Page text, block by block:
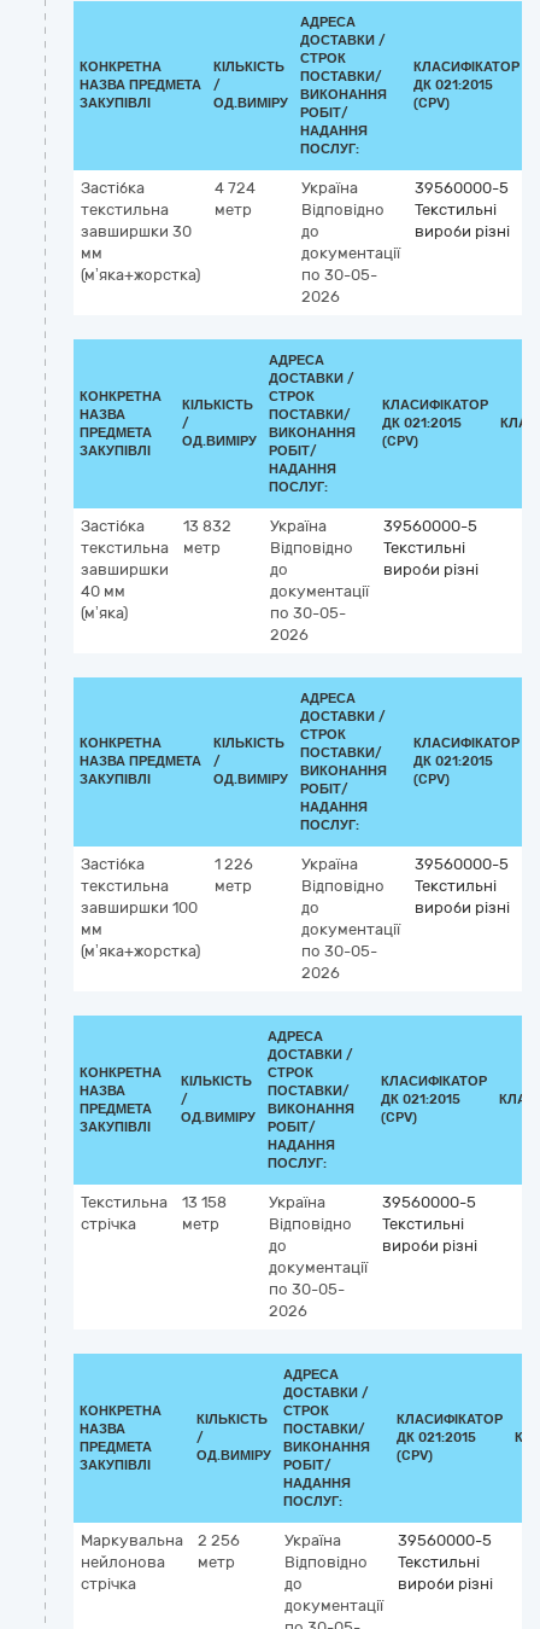
КОНКРЕТНА
НАЗВА ПРЕДМЕТА
ЗАКУПІВЛІ
КІЛЬКІСТЬ
/
ОД.ВИМІРУ
АДРЕСА
ДОСТАВКИ /
СТРОК
ПОСТАВКИ/
ВИКОНАННЯ
РОБІТ/
НАДАННЯ
ПОСЛУГ:
КЛАСИФІКАТОР
ДК 021:2015
(CPV)
Застібка
текстильна
завширшки 30
мм
(мʼяка+жорстка)
4 724
метр
Україна
Відповідно
до
документації
по 30-05-
2026
39560000-5
Текстильні
вироби різні
КОНКРЕТНА
НАЗВА
ПРЕДМЕТА
ЗАКУПІВЛІ
КІЛЬКІСТЬ
/
ОД.ВИМІРУ
АДРЕСА
ДОСТАВКИ /
СТРОК
ПОСТАВКИ/
ВИКОНАННЯ
РОБІТ/
НАДАННЯ
ПОСЛУГ:
КЛАСИФІКАТОР
ДК 021:2015
(CPV)
Застібка
текстильна
завширшки
40 мм
(мʼяка)
13 832
метр
Україна
Відповідно
до
документації
по 30-05-
2026
39560000-5
Текстильні
вироби різні
КОНКРЕТНА
НАЗВА ПРЕДМЕТА
ЗАКУПІВЛІ
КІЛЬКІСТЬ
/
ОД.ВИМІРУ
АДРЕСА
ДОСТАВКИ /
СТРОК
ПОСТАВКИ/
ВИКОНАННЯ
РОБІТ/
НАДАННЯ
ПОСЛУГ:
КЛАСИФІКАТОР
ДК 021:2015
(CPV)
Застібка
текстильна
завширшки 100
мм
(мʼяка+жорстка)
1 226
метр
Україна
Відповідно
до
документації
по 30-05-
2026
39560000-5
Текстильні
вироби різні
КОНКРЕТНА
НАЗВА
ПРЕДМЕТА
ЗАКУПІВЛІ
КІЛЬКІСТЬ
/
ОД.ВИМІРУ
АДРЕСА
ДОСТАВКИ /
СТРОК
ПОСТАВКИ/
ВИКОНАННЯ
РОБІТ/
НАДАННЯ
ПОСЛУГ:
КЛАСИФІКАТОР
ДК 021:2015
(CPV)
Текстильна
стрічка
13 158
метр
Україна
Відповідно
до
документації
по 30-05-
2026
39560000-5
Текстильні
вироби різні
КОНКРЕТНА
НАЗВА
ПРЕДМЕТА
ЗАКУПІВЛІ
КІЛЬКІСТЬ
/
ОД.ВИМІРУ
АДРЕСА
ДОСТАВКИ /
СТРОК
ПОСТАВКИ/
ВИКОНАННЯ
РОБІТ/
НАДАННЯ
ПОСЛУГ:
КЛАСИФІКАТОР
ДК 021:2015
(CPV)
Маркувальна
нейлонова
стрічка
2 256
метр
Україна
Відповідно
до
документації
39560000-5
Текстильні
вироби різні